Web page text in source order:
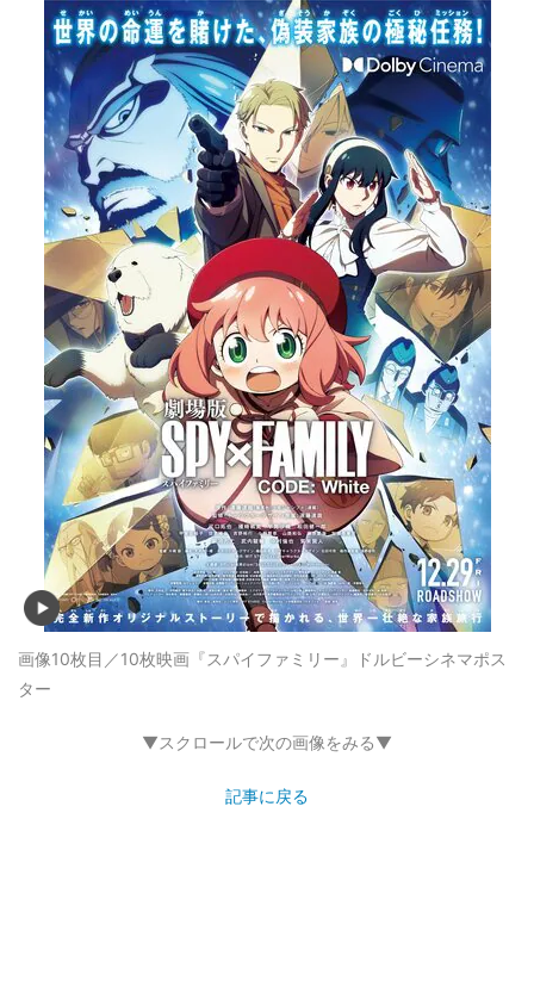
画像10枚目／10枚映画『スパイファミリー』ドルビーシネマポス
ター
▼スクロールで次の画像をみる▼
記事に戻る